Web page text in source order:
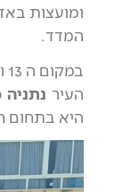
ומועצות
המדד.
העיר נתניה
היא בתחום